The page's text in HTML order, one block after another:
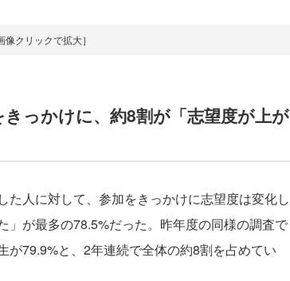
像クリックで拡大］
っかけに、約8割が「志望度が上が
人に対して、参加をきっかけに志望度は変化し
」が最多の78.5%だった。昨年度の同様の調査で
が79.9%と、2年連続で全体の約8割を占めてい